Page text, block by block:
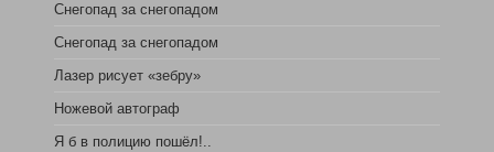
Снегопад за снегопадом
Снегопад за снегопадом
Лазер рисует «зебру»
Ножевой автограф
Я б в полицию пошёл!..